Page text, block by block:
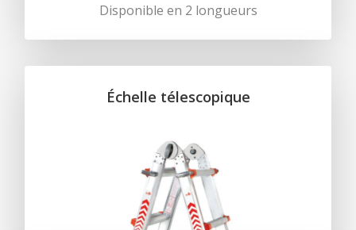
Disponible en 2 longueurs
Échelle télescopique